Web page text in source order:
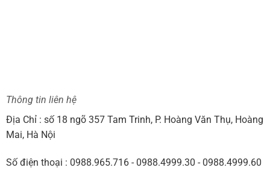
Thông tin liên hệ
Địa Chỉ : số 18 ngõ 357 Tam Trinh, P. Hoàng Văn Thụ, Hoàng
Mai, Hà Nội
Số điện thoại : 0988.965.716 - 0988.4999.30 - 0988.4999.60